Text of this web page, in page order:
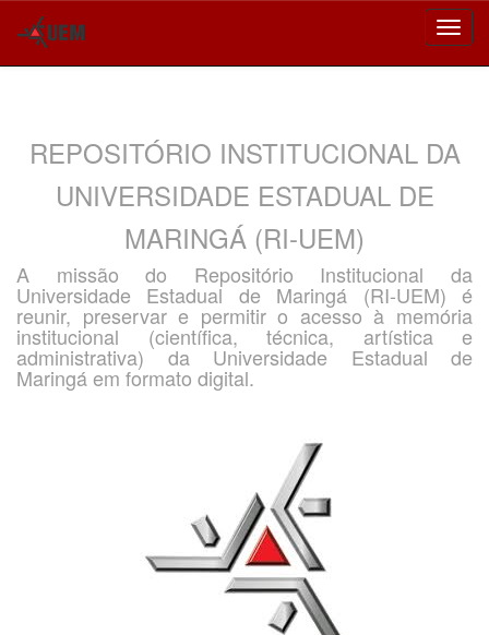
REPOSITÓRIO INSTITUCIONAL DA
UNIVERSIDADE ESTADUAL DE
MARINGÁ (RI-UEM)
A missão do Repositório Institucional da
Universidade Estadual de Maringá (RI-UEM) é
reunir, preservar e permitir o acesso à memória
institucional (científica, técnica, artística e
administrativa) da Universidade Estadual de
Maringá em formato digital.